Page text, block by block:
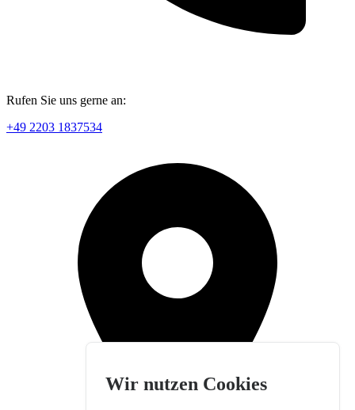
Rufen Sie uns gerne an:
+49 2203 1837534
Wir nutzen Cookies